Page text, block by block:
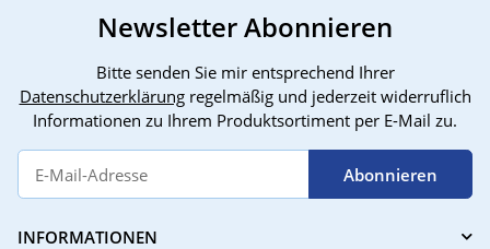
Newsletter Abonnieren
Bitte senden Sie mir entsprechend Ihrer
Datenschutzerklärungregelmäßig und jederzeit widerruflich
Informationen zu Ihrem Produktsortiment per E-Mail zu.
Abonnieren
INFORMATIONEN